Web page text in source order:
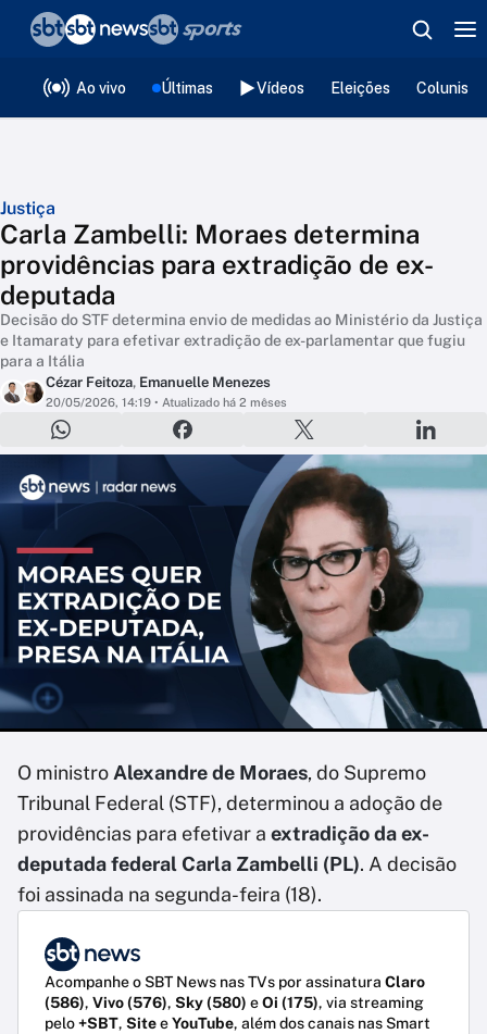
Ao vivo Últimas Vídeos Eleições
Justiça
Carla Zambelli: Moraes determina
providências para extradição de ex-
deputada
Decisão do STF determina envio de medidas ao Ministério da Justiça
e Itamaraty para efetivar extradição de ex-parlamentar que fugiu
para a Itália
Cézar Feitoza, Emanuelle Menezes
20/05/2026, 14:19 • Atualizado há 2 mêses
O ministro Alexandre de Moraes, do Supremo
Tribunal Federal (STF), determinou a adoção de
providências para efetivar a extradição da ex-
deputada federal Carla Zambelli (PL). A decisão
foi assinada na segunda-feira (18).
Acompanhe o SBT News nas TVs por assinatura Claro
(586), Vivo (576), Sky (580) eOi (175), via streaming
pelo+SBT, SiteeYouTube, além dos canais nas Smart
❮voltar
Editorias